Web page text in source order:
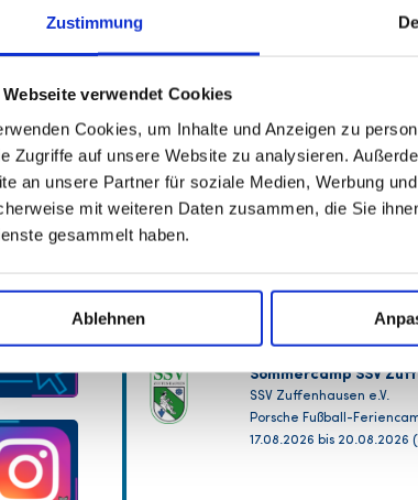
Zustimmung
Webseite verwendet Cookies
Cookies, um Inhalte und Anzeigen zu
Zugriffe auf unsere Website zu analysieren.
an unsere Partner für soziale Medien, Werbung
mit weiteren Daten zusammen, die Sie
gesammelt haben.
Ablehnen
Sommercamp SSV
SSV Zuffenhausen e.V.
Porsche Fußball-
17.08.2026 bis 20.08.2026